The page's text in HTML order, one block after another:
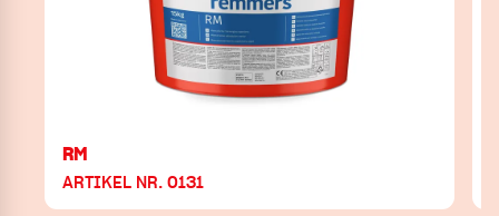
RM
ARTIKEL NR. 0131